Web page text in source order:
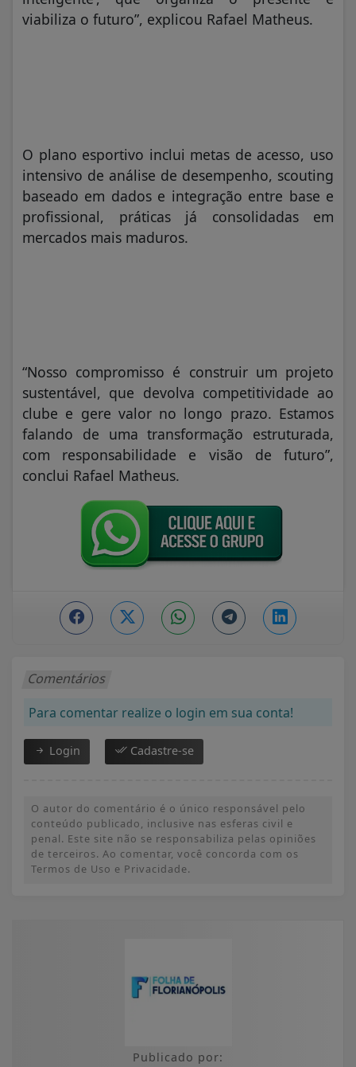
viabiliza o futuro”, explicou Rafael Matheus.
O plano esportivo inclui metas de acesso, uso
intensivo de análise de desempenho, scouting
baseado em dados e integração entre base e
profissional, práticas já consolidadas em
mercados mais maduros.
“Nosso compromisso é construir um projeto
sustentável, que devolva competitividade ao
clube e gere valor no longo prazo. Estamos
falando de uma transformação estruturada,
com responsabilidade e visão de futuro”,
conclui Rafael Matheus.
Comentários
Para comentar realize o login em sua conta!
Login Cadastre-se
O autor do comentário é o único responsável pelo
conteúdo publicado, inclusive nas esferas civil e
penal. Este site não se responsabiliza pelas opiniões
de terceiros. Ao comentar, você concorda com os
Termos de Uso e Privacidade.
Publicado por: